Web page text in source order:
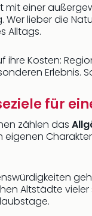
einer
Wer lieber die
Alltags.
ihre Kosten:
für
zählen das
eigenen
Altstädte